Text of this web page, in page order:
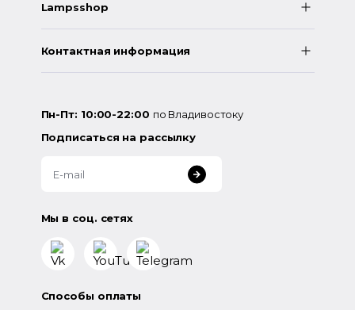
Lampsshop
Контактная информация
Пн-Пт: 10:00-22:00 по Владивостоку
Подписаться на рассылку
Мы в соц. сетях
Способы оплаты